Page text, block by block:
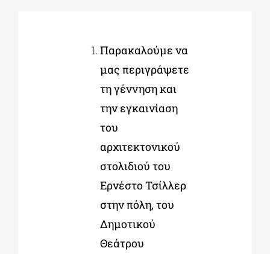
Παρακαλούμε να
μας περιγράψετε
τη γέννηση και
την εγκαινίαση
του
αρχιτεκτονικού
στολιδιού του
Ερνέστο Τσίλλερ
στην πόλη, του
Δημοτικού
Θεάτρου